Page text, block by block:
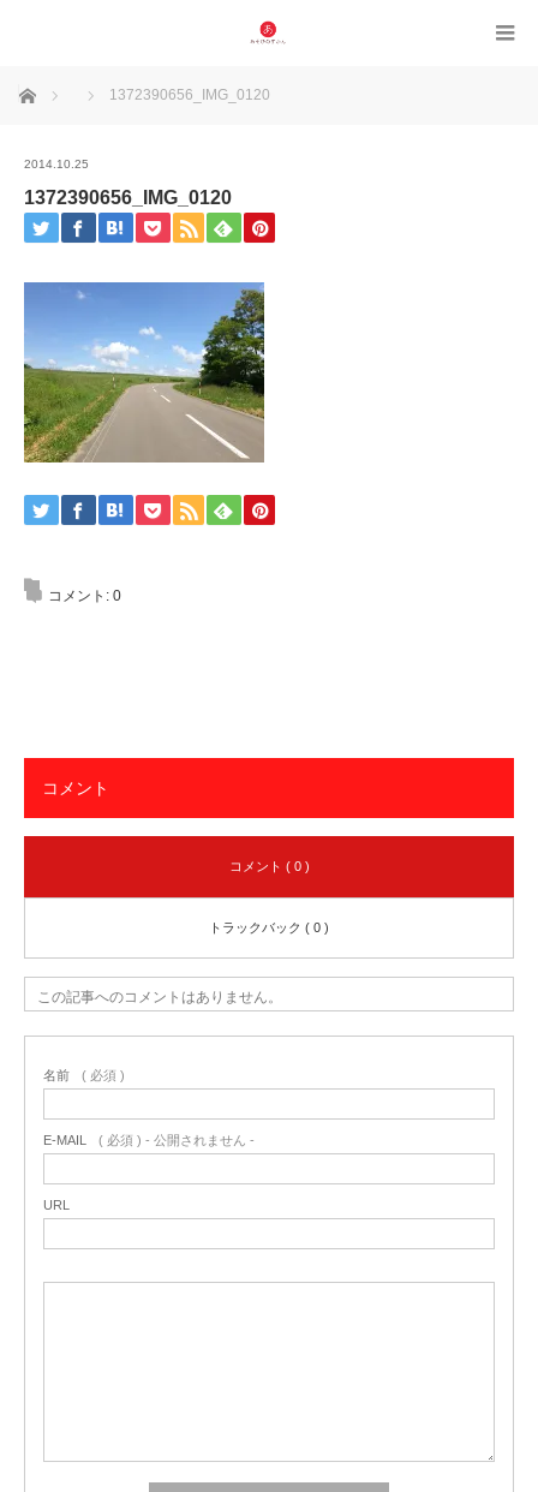
ホーム 1372390656_IMG_0120
2014.10.25
1372390656_IMG_0120
コメント: 0
コメント
コメント ( 0 )
トラックバック ( 0 )
この記事へのコメントはありません。
名前 ( 必須 )
E-MAIL ( 必須 ) - 公開されません -
URL